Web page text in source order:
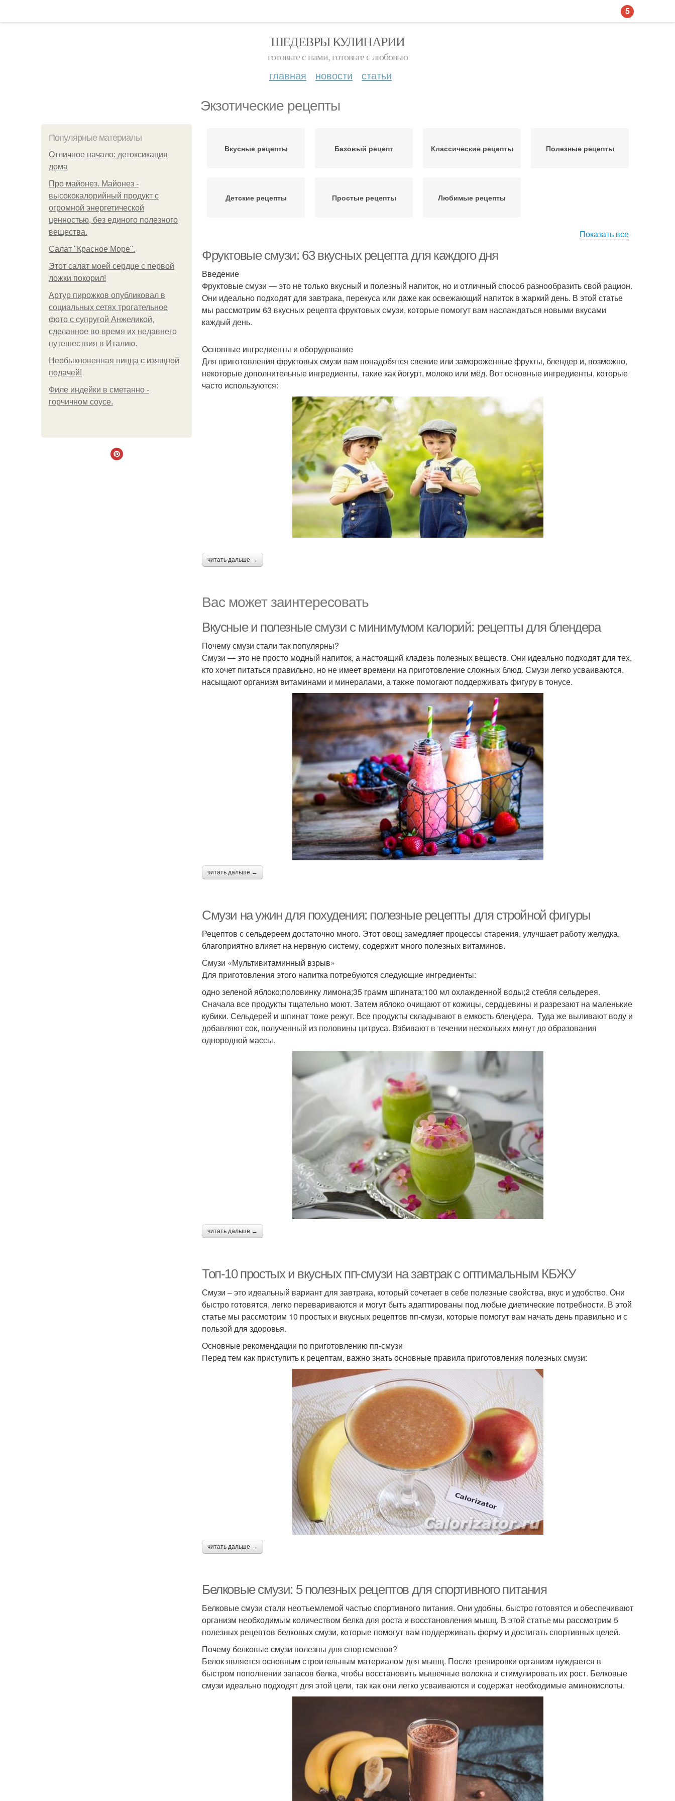
ШЕДЕВРЫ КУЛИНАРИИ
готовьте с нами, готовьте с любовью
главная новости статьи
Экзотические рецепты
Популярные материалы
Отличное начало: детоксикация
дома
Про майонез. Майонез -
высококалорийный продукт с
огромной энергетической
ценностью, без единого полезного
вещества.
Салат "Красное Море".
Этот салат моей сердце с первой
ложки покорил!
Артур пирожков опубликовал в
социальных сетях трогательное
фото с супругой Анжеликой,
сделанное во время их недавнего
путешествия в Италию.
Необыкновенная пицца с изящной
подачей!
Филе индейки в сметанно -
горчичном соусе.
Вкусные рецепты Базовый рецепт Классические рецепты Полезные рецепты
Детские рецепты Простые рецепты Любимые рецепты
Показать все
Фруктовые смузи: 63 вкусных рецепта для каждого дня
Введение
Фруктовые смузи — это не только вкусный и полезный напиток, но и отличный способ разнообразить свой рацион.
Они идеально подходят для завтрака, перекуса или даже как освежающий напиток в жаркий день. В этой статье
мы рассмотрим 63 вкусных рецепта фруктовых смузи, которые помогут вам наслаждаться новыми вкусами
каждый день.
Основные ингредиенты и оборудование
Для приготовления фруктовых смузи вам понадобятся свежие или замороженные фрукты, блендер и, возможно,
некоторые дополнительные ингредиенты, такие как йогурт, молоко или мёд. Вот основные ингредиенты, которые
часто используются:
читать дальше →
Вас может заинтересовать
Вкусные и полезные смузи с минимумом калорий: рецепты для блендера
Почему смузи стали так популярны?
Смузи — это не просто модный напиток, а настоящий кладезь полезных веществ. Они идеально подходят для тех,
кто хочет питаться правильно, но не имеет времени на приготовление сложных блюд. Смузи легко усваиваются,
насыщают организм витаминами и минералами, а также помогают поддерживать фигуру в тонусе.
читать дальше →
Смузи на ужин для похудения: полезные рецепты для стройной фигуры
Рецептов с сельдереем достаточно много. Этот овощ замедляет процессы старения, улучшает работу желудка,
благоприятно влияет на нервную систему, содержит много полезных витаминов.
Смузи «Мультивитаминный взрыв»
Для приготовления этого напитка потребуются следующие ингредиенты:
одно зеленой яблоко;половинку лимона;35 грамм шпината;100 мл охлажденной воды;2 стебля сельдерея.
Сначала все продукты тщательно моют. Затем яблоко очищают от кожицы, сердцевины и разрезают на маленькие
кубики. Сельдерей и шпинат тоже режут. Все продукты складывают в емкость блендера. Туда же выливают воду и
добавляют сок, полученный из половины цитруса. Взбивают в течении нескольких минут до образования
однородной массы.
читать дальше →
Топ-10 простых и вкусных пп-смузи на завтрак с оптимальным КБЖУ
Смузи – это идеальный вариант для завтрака, который сочетает в себе полезные свойства, вкус и удобство. Они
быстро готовятся, легко перевариваются и могут быть адаптированы под любые диетические потребности. В этой
статье мы рассмотрим 10 простых и вкусных рецептов пп-смузи, которые помогут вам начать день правильно и с
пользой для здоровья.
Основные рекомендации по приготовлению пп-смузи
Перед тем как приступить к рецептам, важно знать основные правила приготовления полезных смузи:
читать дальше →
Белковые смузи: 5 полезных рецептов для спортивного питания
Белковые смузи стали неотъемлемой частью спортивного питания. Они удобны, быстро готовятся и обеспечивают
организм необходимым количеством белка для роста и восстановления мышц. В этой статье мы рассмотрим 5
полезных рецептов белковых смузи, которые помогут вам поддерживать форму и достигать спортивных целей.
Почему белковые смузи полезны для спортсменов?
Белок является основным строительным материалом для мышц. После тренировки организм нуждается в
быстром пополнении запасов белка, чтобы восстановить мышечные волокна и стимулировать их рост. Белковые
смузи идеально подходят для этой цели, так как они легко усваиваются и содержат необходимые аминокислоты.
5